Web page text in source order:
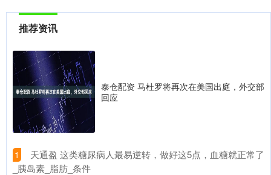
推荐资讯
泰仓配资 马杜罗将再次在美国出庭，外交部
回应
1
​天通盈 这类糖尿病人最易逆转，做好这5点，血糖就正常了
_胰岛素_脂肪_条件